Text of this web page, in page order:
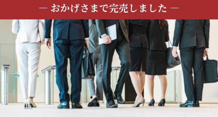
― おかげさまで完売しました ―